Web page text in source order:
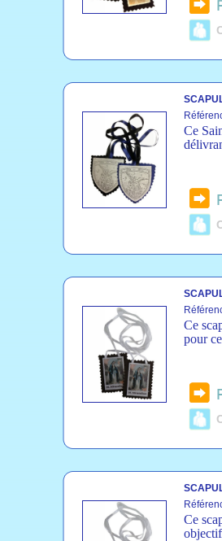
Ce
Ce
pour
Ce